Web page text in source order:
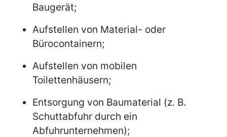
Baugerät;
Aufstellen von Material- oder
Bürocontainern;
Aufstellen von mobilen
Toilettenhäusern;
Entsorgung von Baumaterial (z. B.
Schuttabfuhr durch ein
Abfuhrunternehmen);